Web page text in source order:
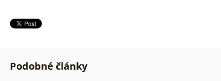
Podobné články